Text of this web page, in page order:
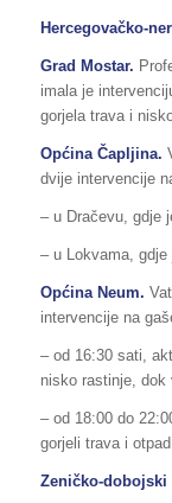
Hercegovačko-
Grad Mostar.
imala je
gorjela trava i
Općina Čapljina.
dvije intervencije
– u Dračevu, gdje
– u Lokvama,
Općina Neum.
intervencije na
– od 16:30 sati,
nisko rastinje, dok
– od 18:00 do
gorjeli trava i
Zeničko-dobojski